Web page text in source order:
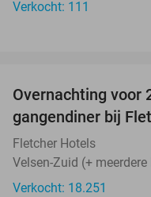
Verkocht: 111
Overnachting voor
gangendiner bij
Fletcher Hotels
Velsen-Zuid (+
Verkocht: 18.251